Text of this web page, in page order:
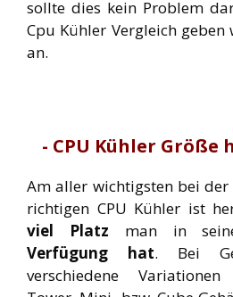
sollte dies kein Problem
Cpu Kühler Vergleich
an.
- CPU Kühler Größe
Am aller wichtigsten bei der
richtigen CPU Kühler ist
viel Platz man in
Verfügung hat. Bei
verschiedene